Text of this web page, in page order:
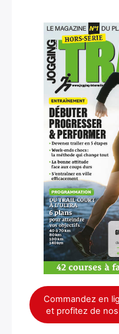
Commandez en
et profitez de